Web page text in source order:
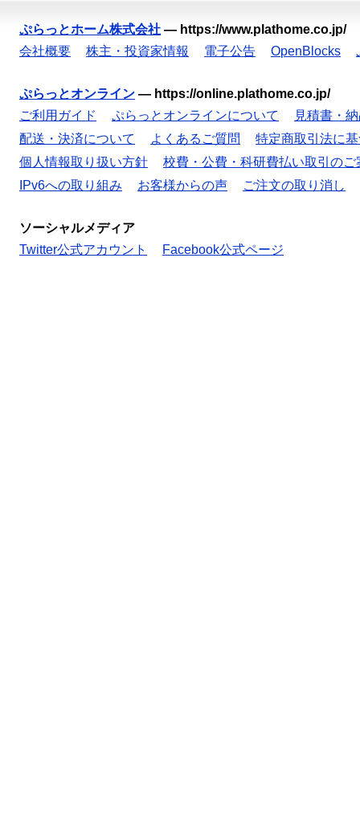
ぷらっとホーム株式会社 — https://www.plathome.co.jp/
会社概要
株主・投資家情報 電子公告 OpenBlocks
ぷらっとオンライン — https://online.plathome.co.jp/
ご利用ガイド
ぷらっとオンラインについて
見積書・
配送・決済について
よくあるご質問
特定商取引法に
個人情報取り扱い方針
校費・公費・科研費払い取引のご
IPv6への取り組み
お客様からの声 ご注文の取り消し
ソーシャルメディア
Twitter公式アカウント
Facebook公式ページ